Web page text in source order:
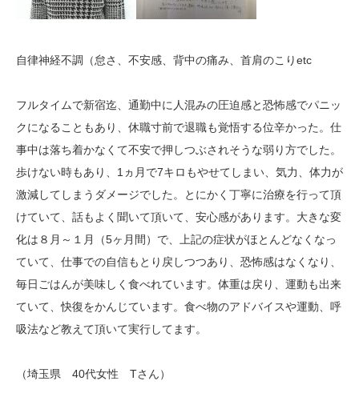
自律神経不調（怠さ、不安感、背中の痛み、首肩のこりetc
フルタイムで新宿迄、通勤中に人混みの圧迫感と恐怖感でパニッ
クになることもあり、休職寸前で退職も覚悟する位辛かった。仕
事中は落ち着かなくて不安で押しつぶされそうな弱り方でした。
歩けない時もあり、1ヵ月で7キロもやせてしまい、気力、体力が
激減してしまうダメージでした。とにかく丁寧に治療を行って頂
けていて、話もよく聞いて頂いて、安心感があります。大きな変
化は８月～１月（5ヶ月間）で、上記の症状がほとんどなくなっ
ていて、仕事での自信もとり戻しつつあり、恐怖感はなくなり、
毎日ごはんが美味しく食べれています。体重は戻り、運動も出来
ていて、快復をかんじています。食べ物のアドバイスや運動、呼
吸法など教えて頂いて実行してます。
（埼玉県 40代女性 Tさん）